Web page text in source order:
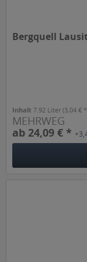
Bergquell
Inhalt7.92 Liter(3,04 €
MEHRWEG
ab 24,09 € *